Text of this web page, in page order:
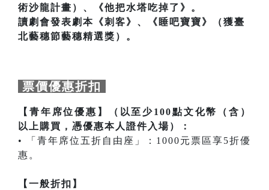
術沙龍計畫）、《他把⽔塔吃掉了》。
讀劇會發表劇本《刺客》、《睡吧寶寶》（獲臺
北藝穗節藝穗精選獎）。
票價優惠折扣
【青年席位優惠】（以至少100點文化幣（含）
以上購買，憑優惠本人證件入場）：
• 「青年席位五折自由座」：1000元票區享5折優
惠。
【一般折扣】